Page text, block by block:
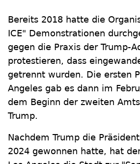
Bereits 2018 hatte die
ICE" Demonstrationen
gegen die Praxis der Trump-
protestieren, dass
getrennt wurden. Die ersten
Angeles gab es dann im
dem Beginn der zweiten
Trump.
Nachdem Trump die
2024 gewonnen hatte, hat